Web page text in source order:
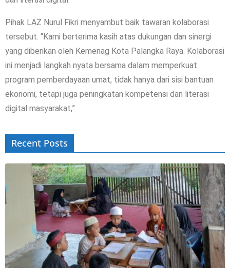
Pihak LAZ Nurul Fikri menyambut baik tawaran kolaborasi
tersebut. “Kami berterima kasih atas dukungan dan sinergi
yang diberikan oleh Kemenag Kota Palangka Raya. Kolaborasi
ini menjadi langkah nyata bersama dalam memperkuat
program pemberdayaan umat, tidak hanya dari sisi bantuan
ekonomi, tetapi juga peningkatan kompetensi dan literasi
digital masyarakat,”
Recent Posts